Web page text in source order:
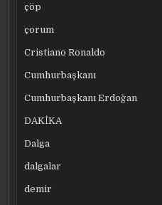
çöp
çorum
Cristiano Ronaldo
Cumhurbaşkanı
Cumhurbaşkanı Erdoğan
DAKİKA
Dalga
dalgalar
demir